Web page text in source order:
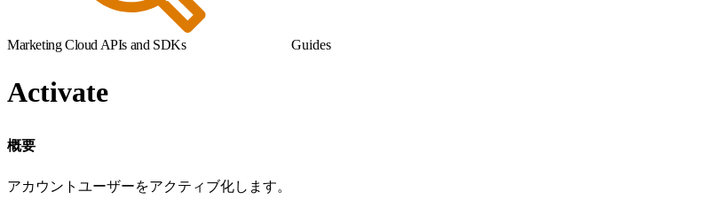
Marketing Cloud APIs and SDKs Guides
Activate
概要
アカウントユーザーをアクティブ化します。